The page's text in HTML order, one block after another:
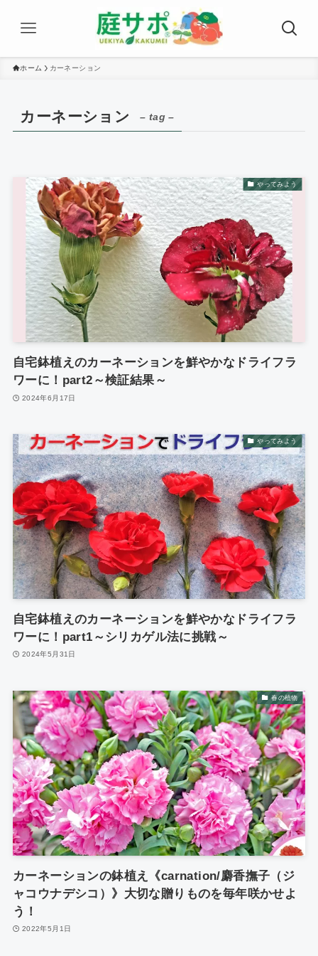
ホーム カーネーション
カーネーション – tag –
やってみよう
自宅鉢植えのカーネーションを鮮やかなドライフラ
ワーに！part2～検証結果～
2024年6月17日
やってみよう
自宅鉢植えのカーネーションを鮮やかなドライフラ
ワーに！part1～シリカゲル法に挑戦～
2024年5月31日
春の植物
カーネーションの鉢植え《carnation/麝香撫子（ジ
ャコウナデシコ）》大切な贈りものを毎年咲かせよ
う！
2022年5月1日